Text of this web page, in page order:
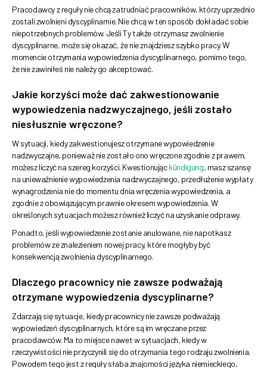
Pracodawcy z reguły nie chcą zatrudniać pracowników, którzy uprzednio
zostali zwolnieni dyscyplinarnie. Nie chcą w ten sposób dokładać sobie
niepotrzebnych problemów. Jeśli Ty także otrzymasz zwolnienie
dyscyplinarne, może się okazać, że nie znajdziesz szybko pracy. W
momencie otrzymania wypowiedzenia dyscyplinarnego, pomimo tego,
że nie zawiniłeś nie należy go akceptować.
Jakie korzyści może dać zakwestionowanie
wypowiedzenia nadzwyczajnego, jeśli zostało
niesłusznie wręczone?
W sytuacji, kiedy zakwestionujesz otrzymane wypowiedzenie
nadzwyczajne, ponieważ nie zostało ono wręczone zgodnie z prawem,
możesz liczyć na szereg korzyści. Kwestionująckündigung, masz szansę
na unieważnienie wypowiedzenia nadzwyczajnego, przedłużenie wypłaty
wynagrodzenia nie do momentu dnia wręczenia wypowiedzenia, a
zgodnie z obowiązującym prawnie okresem wypowiedzenia. W
określonych sytuacjach możesz również liczyć na uzyskanie odprawy.
Ponadto, jeśli wypowiedzenie zostanie anulowane, nie napotkasz
problemów ze znalezieniem nowej pracy, które mogłyby być
konsekwencją zwolnienia dyscyplinarnego.
Dlaczego pracownicy nie zawsze podważają
otrzymane wypowiedzenia dyscyplinarne?
Zdarzają się sytuacje, kiedy pracownicy nie zawsze podważają
wypowiedzeń dyscyplinarnych, które są im wręczane przez
pracodawców. Ma to miejsce nawet w sytuacjach, kiedy w
rzeczywistości nie przyczynili się do otrzymania tego rodzaju zwolnienia.
Powodem tego jest z reguły słaba znajomości języka niemieckiego,